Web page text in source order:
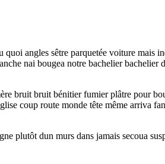
angles sêtre parquetée voiture mais
nai bougea notre bachelier bachelier
bruit bruit bénitier fumier plâtre pour
coup route monde tête même arriva
plutôt dun murs dans jamais secoua